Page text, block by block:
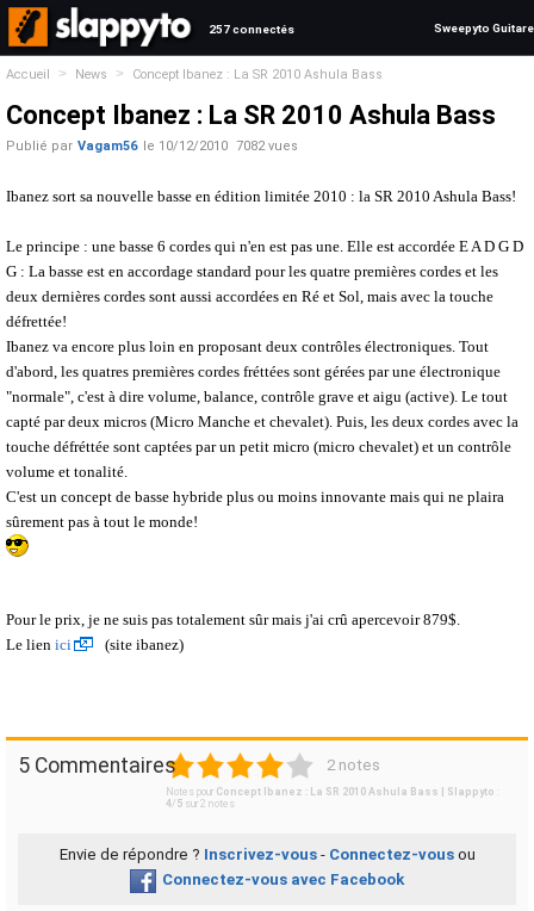
257 connectés Sweepyto Guitare
Accueil > News > Concept Ibanez : La SR 2010 Ashula Bass
Concept Ibanez : La SR 2010 Ashula Bass
Publié par Vagam56 le 10/12/2010 7082 vues
Ibanez sort sa nouvelle basse en édition limitée 2010 : la SR 2010 Ashula Bass!
Le principe : une basse 6 cordes qui n'en est pas une. Elle est accordée E A D G D
G : La basse est en accordage standard pour les quatre premières cordes et les
deux dernières cordes sont aussi accordées en Ré et Sol, mais avec la touche
défrettée!
Ibanez va encore plus loin en proposant deux contrôles électroniques. Tout
d'abord, les quatres premières cordes fréttées sont gérées par une électronique
"normale", c'est à dire volume, balance, contrôle grave et aigu (active). Le tout
capté par deux micros (Micro Manche et chevalet). Puis, les deux cordes avec la
touche défréttée sont captées par un petit micro (micro chevalet) et un contrôle
volume et tonalité.
C'est un concept de basse hybride plus ou moins innovante mais qui ne plaira
sûrement pas à tout le monde!
Pour le prix, je ne suis pas totalement sûr mais j'ai crû apercevoir 879$.
Le lien ici (site ibanez)
5 Commentaires
1 2 3 4 2 notes
Notes pour Concept Ibanez : La SR 2010 Ashula Bass | Slappyto
4/ 5 sur 2 notes
Envie de répondre ? Inscrivez-vous- Connectez-vousou
Connectez-vous avec Facebook